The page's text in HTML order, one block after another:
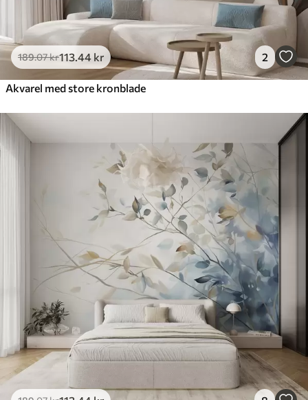
189.07kr113.44 kr 2
Akvarel med store kronblade